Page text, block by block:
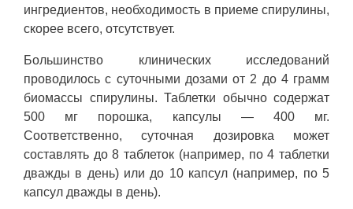
ингредиентов, необходимость в приеме спирулины,
скорее всего, отсутствует.
Большинство клинических исследований
проводилось с суточными дозами от 2 до 4 грамм
биомассы спирулины. Таблетки обычно содержат
500 мг порошка, капсулы — 400 мг.
Соответственно, суточная дозировка может
составлять до 8 таблеток (например, по 4 таблетки
дважды в день) или до 10 капсул (например, по 5
капсул дважды в день).